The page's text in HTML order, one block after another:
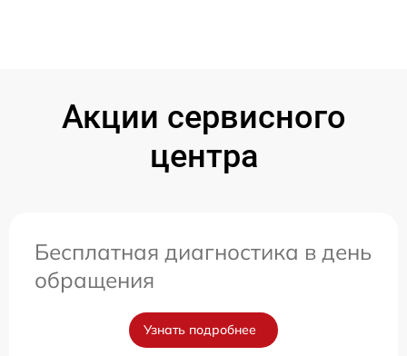
Акции сервисного
центра
Бесплатная диагностика в день
обращения
Узнать подробнее